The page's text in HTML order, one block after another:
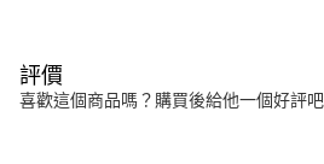
評價
喜歡這個商品嗎？購買後給他一個好評吧